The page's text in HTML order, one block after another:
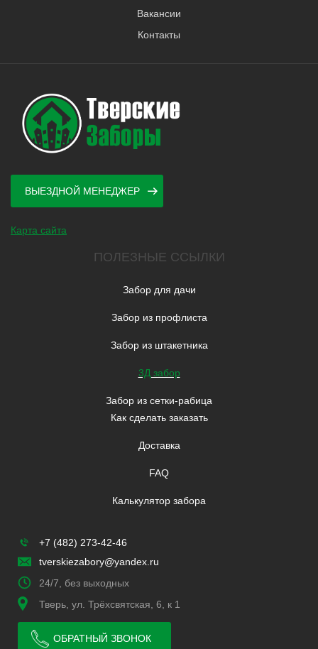
Вакансии
Контакты
ВЫЕЗДНОЙ МЕНЕДЖЕР
Карта сайта
ПОЛЕЗНЫЕ ССЫЛКИ
Забор для дачи
Забор из профлиста
Забор из штакетника
3Д забор
Забор из сетки-рабица
Как сделать заказать
Доставка
FAQ
Калькулятор забора
+7 (482) 273-42-46
tverskiezabory@yandex.ru
24/7, без выходных
Тверь, ул. Трёхсвятская, 6, к 1
ОБРАТНЫЙ ЗВОНОК